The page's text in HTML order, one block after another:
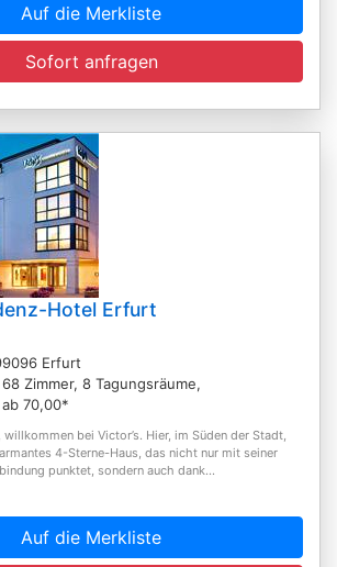
Auf die Merkliste
Sofort anfragen
Hotel Erfurt
Erfurt
Zimmer, 8 Tagungsräume,
70,00*
bei Victor’s. Hier, im Süden der Stadt,
4-Sterne-Haus, das nicht nur mit seiner
punktet, sondern auch dank...
Auf die Merkliste